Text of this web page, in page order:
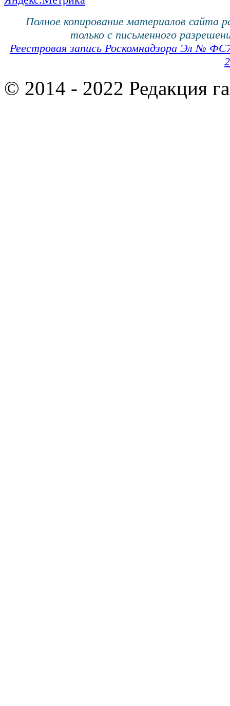
Полное копирование материалов сайта
только с письменного
Реестровая запись Роскомнадзора Эл №
© 2014 - 2022 Редакция